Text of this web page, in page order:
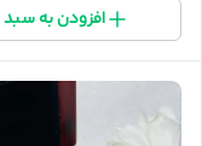
افزودن به سبد